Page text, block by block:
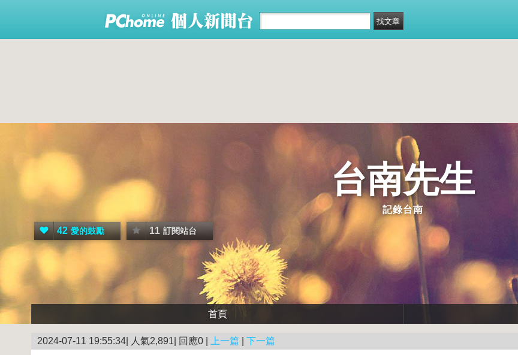
台南先生
記錄台南
42 愛的鼓勵 11 訂閱站台
首頁
2024-07-11 19:55:34| 人氣2,891| 回應0 | 上一篇 下一篇